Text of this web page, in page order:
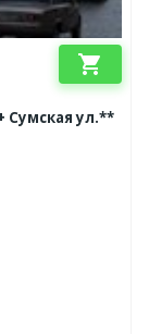
shopping_cart
Сумская ул.**